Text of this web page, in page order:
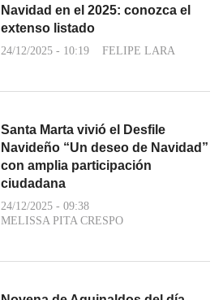
Navidad en el 2025: conozca el
extenso listado
24/12/2025 - 10:19 FELIPE LARA
Santa Marta vivió el Desfile
Navideño “Un deseo de Navidad”
con amplia participación
ciudadana
24/12/2025 - 09:38
MELISSA PITA CRESPO